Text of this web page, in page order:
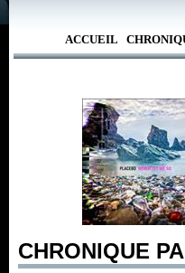
ACCUEIL
CHRONIQUE